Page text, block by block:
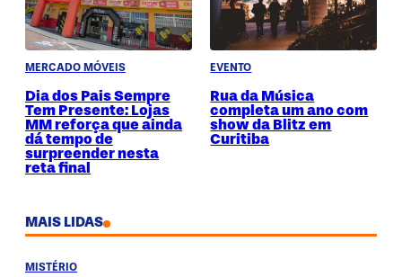
MERCADO MÓVEIS
Dia dos Pais Sempre
Tem Presente: Lojas
MM reforça que ainda
dá tempo de
surpreender nesta
reta final
EVENTO
Rua da Música
completa um ano com
show da Blitz em
Curitiba
MAIS LIDAS
MISTÉRIO